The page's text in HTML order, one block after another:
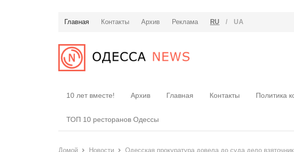
Главная Контакты Архив Реклама RU / UA
10 лет вместе! Архив Главная Контакты Политика
ТОП 10 ресторанов Одессы
Домой Новости Одесская прокуратура довела до суда дело